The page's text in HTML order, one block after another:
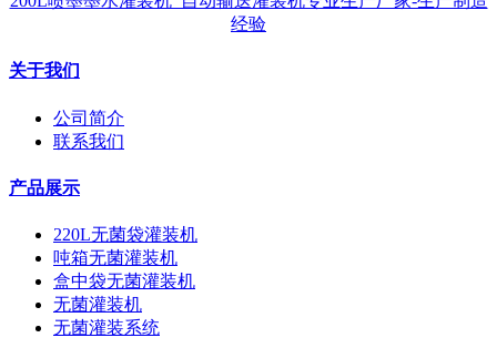
经验
关于我们
公司简介
联系我们
产品展示
220L无菌袋灌装机
吨箱无菌灌装机
盒中袋无菌灌装机
无菌灌装机
无菌灌装系统